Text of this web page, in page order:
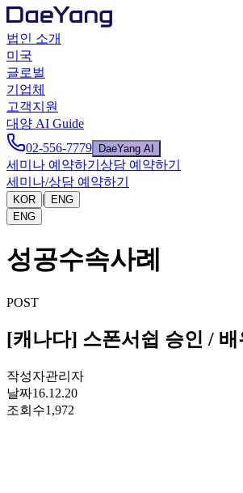
법인 소개
미국
글로벌
기업체
고객지원
대양 AI Guide
02-556-7779
DaeYang AI
세미나 예약하기 상담 예약하기
세미나/상담 예약하기
KOR |
ENG
ENG
성공수속사례
POST
[캐나다] 스폰서쉽 승인 /
작성자관리자
날짜16.12.20
조회수1,972